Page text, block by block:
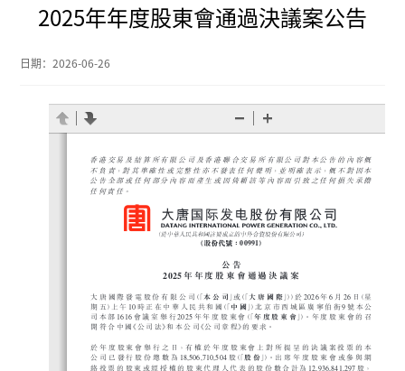
2025年年度股東會通過決議案公告
日期：2026-06-26